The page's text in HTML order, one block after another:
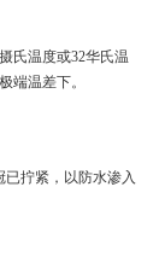
氏温度或32华氏温
端温差下。
拧紧，以防水渗入